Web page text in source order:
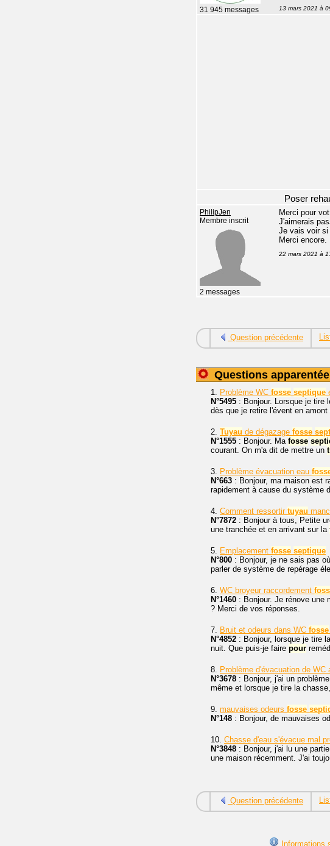
31 945 messages 13 mars 2021 à
Poser
PhilipJen
Membre inscrit
2 messages
Merci pour
J'aimerais
Je vais voir si
Merci encore.
22 mars 2021 à
Question précédente
Questions
1. Problème WC fosse septique
N°5495 : Bonjour. Lorsque je tire
dès que je retire l'évent en
2. Tuyau de dégazage fosse
N°1555 : Bonjour. Ma fosse
courant. On m'a dit de mettre un
3. Problème évacuation eau
N°663 : Bonjour, ma maison est
rapidement à cause du système
4. Comment ressortir tuyau
N°7872 : Bonjour à tous, Petite
une tranchée et en arrivant sur la
5. Emplacement fosse septique
N°800 : Bonjour, je ne sais pas
parler de système de repérage
6. WC broyeur raccordement
N°1460 : Bonjour. Je rénove une
? Merci de vos réponses.
7. Bruit et odeurs dans WC fosse
N°4852 : Bonjour, lorsque je tire
nuit. Que puis-je faire pour
8. Problème d'évacuation de WC
N°3678 : Bonjour, j'ai un
même et lorsque je tire la
9. mauvaises odeurs fosse
N°148 : Bonjour, de mauvaises
10. Chasse d'eau s'évacue mal
N°3848 : Bonjour, j'ai lu une
une maison récemment. J'ai
Question précédente
Informations